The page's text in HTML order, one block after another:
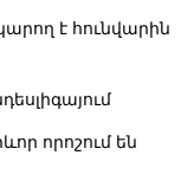
է հունվարին
որոշում են